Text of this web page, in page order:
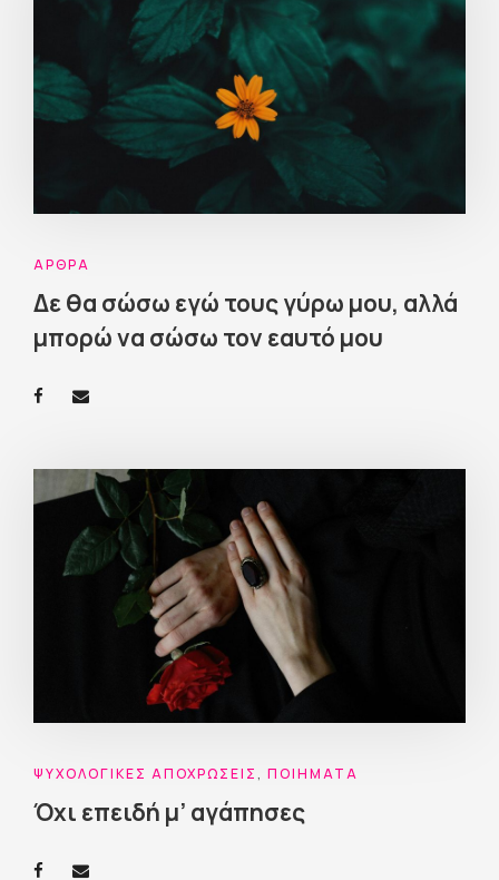
ΆΡΘΡΑ
Δε θα σώσω εγώ τους γύρω μου, αλλά
μπορώ να σώσω τον εαυτό μου
ΨΥΧΟΛΟΓΙΚΈΣ ΑΠΟΧΡΏΣΕΙΣ, ΠΟΙΉΜΑΤΑ
Όχι επειδή μ’ αγάπησες